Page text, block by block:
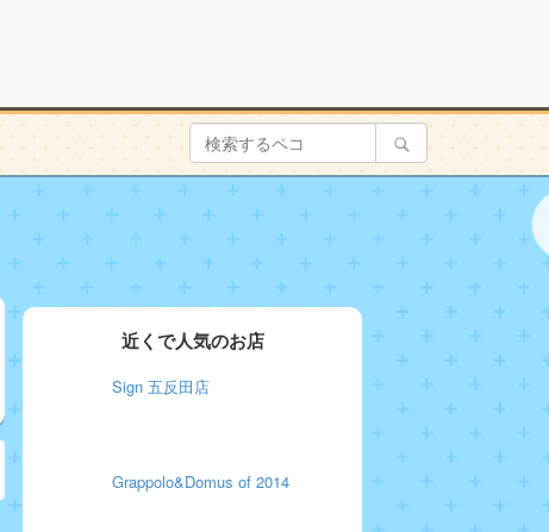
近くで人気のお店
Sign 五反田店
Grappolo&Domus of 2014